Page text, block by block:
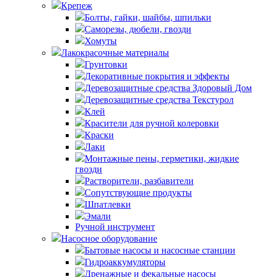
Крепеж
Болты, гайки, шайбы, шпильки
Саморезы, дюбели, гвозди
Хомуты
Лакокрасочные материалы
Грунтовки
Декоративные покрытия и эффекты
Деревозащитные средства Здоровый Дом
Деревозащитные средства Текстурол
Клей
Красители для ручной колеровки
Краски
Лаки
Монтажные пены, герметики, жидкие
гвозди
Растворители, разбавители
Сопутствующие продукты
Шпатлевки
Эмали
Ручной инструмент
Насосное оборудование
Бытовые насосы и насосные станции
Гидроаккумуляторы
Дренажные и фекальные насосы